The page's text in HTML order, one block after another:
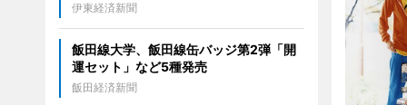
伊東経済新聞
飯田線大学、飯田線缶バッジ第2弾「開
運セット」など5種発売
飯田経済新聞